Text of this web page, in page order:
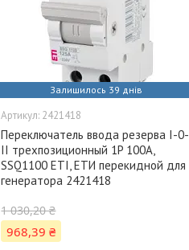
Залишилось 39 днів
2421418
Переключатель ввода резерва I-0-
II трехпозиционный 1P 100А,
SSQ1100 ETI, ЕТИ перекидной для
генератора 2421418
1 030,20 ₴
968,39 ₴